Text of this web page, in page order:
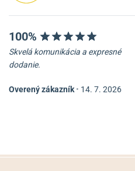
Nôž Victorinox Waiter
19,80 €
100%
Skvelá komunikácia a expresné
dodanie.
Overený zákazník • 14. 7. 2026